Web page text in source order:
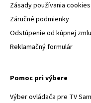
Zásady používania cookies
Záručné podmienky
Odstúpenie od kúpnej
Reklamačný formulár
Pomoc pri výbere
Výber ovládača pre TV